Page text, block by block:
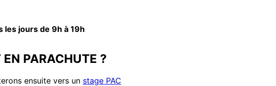
les jours de 9h à 19h
PARACHUTE ?
ensuite vers un stage PAC